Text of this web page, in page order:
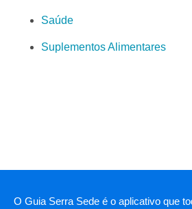
Saúde
Suplementos Alimentares
O Guia Serra Sede é o aplicativo que